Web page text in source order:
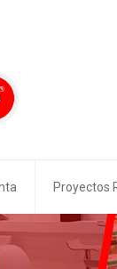
Proyectos